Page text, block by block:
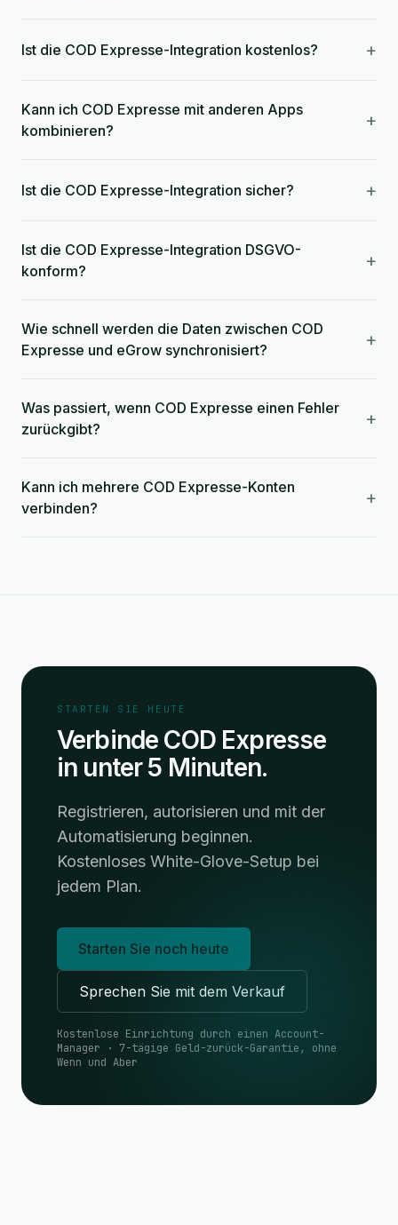
Ist die COD Expresse-Integration kostenlos? +
Kann ich COD Expresse mit anderen Apps
kombinieren?
+
Ist die COD Expresse-Integration sicher? +
Ist die COD Expresse-Integration DSGVO-
konform?
+
Wie schnell werden die Daten zwischen COD
Expresse und eGrow synchronisiert?
+
Was passiert, wenn COD Expresse einen Fehler
zurückgibt?
+
Kann ich mehrere COD Expresse-Konten
verbinden?
+
STARTEN SIE HEUTE
Verbinde COD Expresse
in unter 5 Minuten.
Registrieren, autorisieren und mit der
Automatisierung beginnen.
Kostenloses White-Glove-Setup bei
jedem Plan.
Starten Sie noch heute
Sprechen Sie mit dem Verkauf
Kostenlose Einrichtung durch einen Account-
Manager · 7-tägige Geld-zurück-Garantie, ohne
Wenn und Aber